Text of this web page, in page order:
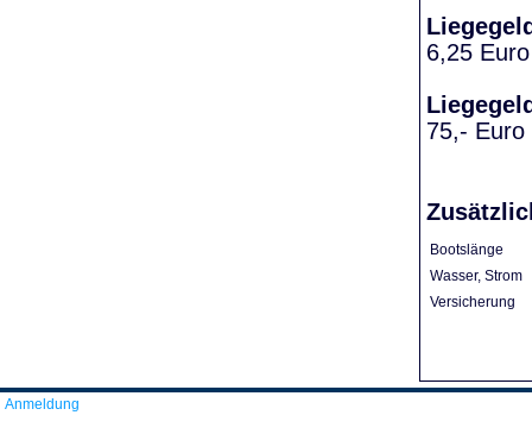
6,25
75,- Euro
Bootslänge
Wasser, Strom
Versicherung
Anmeldung